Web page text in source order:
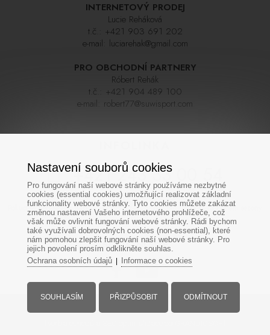
INTERNETOVÝ PRODEJ
Lucie Reháková
t.č.: +421 903 691 202
e-mail: luciarehak@gmail.com
PRO OBCHODNÍ PARTNERY
Róbert Rehák
t.č.:
+421 904 489 100
e-mail: robert77@suwisport.com
+421 243 33 00 54
Pokud se nedovoláte napoprvé zkuste zavolat později, linka bývá během sezóny
často velmi vytížená. Děkujeme za pochopení
SOCIÁLNÍ SÍTĚ
Nastavení souborů cookies
Pro fungování naší webové stránky používáme nezbytné
cookies (essential cookies) umožňující realizovat základní
funkcionality webové stránky. Tyto cookies můžete zakázat
změnou nastavení Vašeho internetového prohlížeče, což
však může ovlivnit fungování webové stránky. Rádi bychom
také využívali dobrovolných cookies (non-essential), které
nám pomohou zlepšit fungování naší webové stránky. Pro
jejich povolení prosím odklikněte souhlas.
Ochrana osobních údajů| Informace o cookies
SOUHLASÍM PŘIZPŮSOBIT ODMÍTNOUT